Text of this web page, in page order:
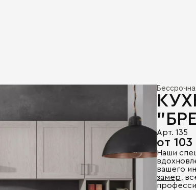
Арт. 135
от
Наши
вашего
замер ,